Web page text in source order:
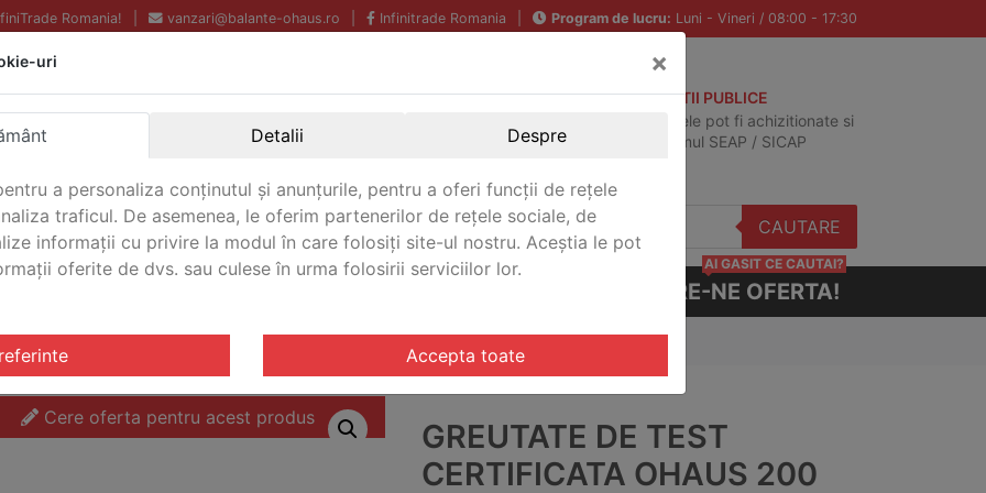
Romania! vanzari@balante-ohaus.ro Infinitrade Romania Program de lucru: Luni - Vineri / 08:00 - 17:30
Echipamente profesionale
pentru laborator.
Garantie Internationala.
ACHIZITII PUBLICE
Produsele pot fi achizitionate si
in sistemul SEAP / SICAP
CAUTARE
CERE-NE OFERTA!
AI GASIT CE CAUTAI?
M3/ Greutate de test certificata Ohaus 200 OIML M3 OH CERT
Cere oferta pentru acest produs
GREUTATE DE TEST
CERTIFICATA OHAUS 200
uri ×
Detalii Despre
a personaliza conținutul și anunțurile, pentru a oferi funcții de rețele
traficul. De asemenea, le oferim partenerilor de rețele sociale, de
informații cu privire la modul în care folosiți site-ul nostru. Aceștia le pot
oferite de dvs. sau culese în urma folosirii serviciilor lor.
Accepta toate